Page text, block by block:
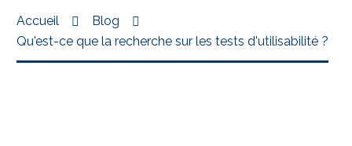
Accueil
Blog
Qu'est-ce que la recherche sur les tests d'utilisabilité ?